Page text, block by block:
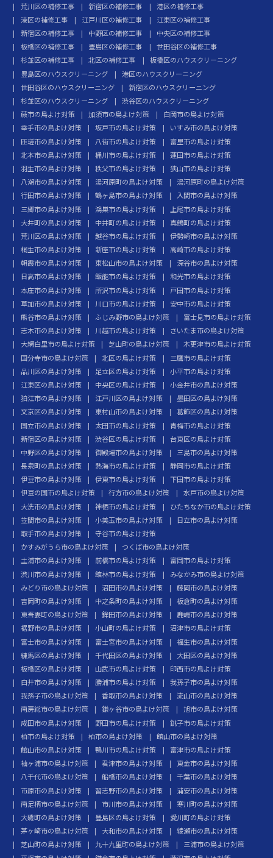
荒川区の補修工事
新宿区の補修工事
港区の補修工事
港区の補修工事
江戸川区の補修工事
江東区の補修工事
新宿区の補修工事
中野区の補修工事
中央区の補修工事
板橋区の補修工事
豊島区の補修工事
世田谷区の補修工事
杉並区の補修工事
北区の補修工事
板橋区のハウスクリーニング
豊島区のハウスクリーニング
港区のハウスクリーニング
世田谷区のハウスクリーニング
新宿区のハウスクリーニング
杉並区のハウスクリーニング
渋谷区のハウスクリーニング
蕨市の鳥よけ対策
加須市の鳥よけ対策
白岡市の鳥よけ対策
幸手市の鳥よけ対策
坂戸市の鳥よけ対策
いすみ市の鳥よけ対策
匝瑳市の鳥よけ対策
八街市の鳥よけ対策
富里市の鳥よけ対策
北本市の鳥よけ対策
桶川市の鳥よけ対策
蓮田市の鳥よけ対策
羽生市の鳥よけ対策
秩父市の鳥よけ対策
狭山市の鳥よけ対策
八潮市の鳥よけ対策
湯河原町の鳥よけ対策
湯河原町の鳥よけ対策
行田市の鳥よけ対策
鶴ヶ島市の鳥よけ対策
入間市の鳥よけ対策
三郷市の鳥よけ対策
鴻巣市の鳥よけ対策
上尾市の鳥よけ対策
大井町の鳥よけ対策
中井町の鳥よけ対策
真鶴町の鳥よけ対策
荒川区の鳥よけ対策
越谷市の鳥よけ対策
伊勢崎市の鳥よけ対策
桐生市の鳥よけ対策
新座市の鳥よけ対策
高崎市の鳥よけ対策
朝霞市の鳥よけ対策
東松山市の鳥よけ対策
深谷市の鳥よけ対策
日高市の鳥よけ対策
飯能市の鳥よけ対策
和光市の鳥よけ対策
本庄市の鳥よけ対策
所沢市の鳥よけ対策
戸田市の鳥よけ対策
草加市の鳥よけ対策
川口市の鳥よけ対策
安中市の鳥よけ対策
熊谷市の鳥よけ対策
ふじみ野市の鳥よけ対策
富士見市の鳥よけ対策
志木市の鳥よけ対策
川越市の鳥よけ対策
さいたま市の鳥よけ対策
大網白里市の鳥よけ対策
芝山町の鳥よけ対策
木更津市の鳥よけ対策
国分寺市の鳥よけ対策
北区の鳥よけ対策
三鷹市の鳥よけ対策
品川区の鳥よけ対策
足立区の鳥よけ対策
小平市の鳥よけ対策
江東区の鳥よけ対策
中央区の鳥よけ対策
小金井市の鳥よけ対策
狛江市の鳥よけ対策
江戸川区の鳥よけ対策
墨田区の鳥よけ対策
文京区の鳥よけ対策
東村山市の鳥よけ対策
葛飾区の鳥よけ対策
国立市の鳥よけ対策
太田市の鳥よけ対策
青梅市の鳥よけ対策
新宿区の鳥よけ対策
渋谷区の鳥よけ対策
台東区の鳥よけ対策
中野区の鳥よけ対策
御殿場市の鳥よけ対策
三島市の鳥よけ対策
長泉町の鳥よけ対策
熱海市の鳥よけ対策
静岡市の鳥よけ対策
伊豆市の鳥よけ対策
伊東市の鳥よけ対策
下田市の鳥よけ対策
伊豆の国市の鳥よけ対策
行方市の鳥よけ対策
水戸市の鳥よけ対策
大洗市の鳥よけ対策
神栖市の鳥よけ対策
ひたちなか市の鳥よけ対策
笠間市の鳥よけ対策
小美玉市の鳥よけ対策
日立市の鳥よけ対策
取手市の鳥よけ対策
守谷市の鳥よけ対策
かすみがうら市の鳥よけ対策
つくば市の鳥よけ対策
土浦市の鳥よけ対策
前橋市の鳥よけ対策
富岡市の鳥よけ対策
渋川市の鳥よけ対策
館林市の鳥よけ対策
みなかみ市の鳥よけ対策
みどり市の鳥よけ対策
沼田市の鳥よけ対策
藤岡市の鳥よけ対策
吉岡町の鳥よけ対策
中之条町の鳥よけ対策
板倉町の鳥よけ対策
東吾妻町の鳥よけ対策
鉾田市の鳥よけ対策
鹿嶋市の鳥よけ対策
裾野市の鳥よけ対策
小山町の鳥よけ対策
沼津市の鳥よけ対策
富士市の鳥よけ対策
富士宮市の鳥よけ対策
福生市の鳥よけ対策
練馬区の鳥よけ対策
千代田区の鳥よけ対策
大田区の鳥よけ対策
板橋区の鳥よけ対策
山武市の鳥よけ対策
印西市の鳥よけ対策
白井市の鳥よけ対策
勝浦市の鳥よけ対策
我孫子市の鳥よけ対策
我孫子市の鳥よけ対策
香取市の鳥よけ対策
流山市の鳥よけ対策
南房総市の鳥よけ対策
鎌ヶ谷市の鳥よけ対策
旭市の鳥よけ対策
成田市の鳥よけ対策
野田市の鳥よけ対策
銚子市の鳥よけ対策
柏市の鳥よけ対策
柏市の鳥よけ対策
館山市の鳥よけ対策
館山市の鳥よけ対策
鴨川市の鳥よけ対策
富津市の鳥よけ対策
袖ヶ浦市の鳥よけ対策
君津市の鳥よけ対策
東金市の鳥よけ対策
八千代市の鳥よけ対策
船橋市の鳥よけ対策
千葉市の鳥よけ対策
市原市の鳥よけ対策
習志野市の鳥よけ対策
浦安市の鳥よけ対策
南足柄市の鳥よけ対策
市川市の鳥よけ対策
寒川町の鳥よけ対策
大磯町の鳥よけ対策
豊島区の鳥よけ対策
愛川町の鳥よけ対策
茅ヶ崎市の鳥よけ対策
大和市の鳥よけ対策
綾瀬市の鳥よけ対策
芝山町の鳥よけ対策
九十九里町の鳥よけ対策
三浦市の鳥よけ対策